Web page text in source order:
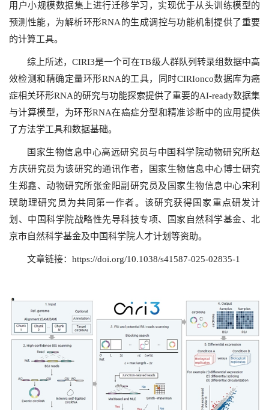
用户小规模数据集上进行迁移学习，实现优于从头训练模型的
预测性能，为解析环形RNA的生成调控与功能机制提供了重要
的计算工具。
综上所述，CIRI3是一个可在TB级人群队列转录组数据中高
效检测和精确定量环形RNA的工具，同时CIRIonco数据库为癌
症相关环形RNA的研究与功能探索提供了重要的AI-ready数据集
与计算模型，为环形RNA在癌症分型和精准诊断中的应用提供
了方法学工具和数据基础。
国家生物信息中心高远研究员与中国科学院动物研究所赵
方庆研究员为该研究的通讯作者，国家生物信息中心博士研究
生郑鑫、动物研究所张金阳副研究员及国家生物信息中心宋利
璞助理研究员为共同第一作者。该研究获得国家重点研发计
划、中国科学院战略性先导科技专项、国家自然科学基金、北
京市自然科学基金及中国科学院人才计划等资助。
文章链接：https://doi.org/10.1038/s41587-025-02835-1